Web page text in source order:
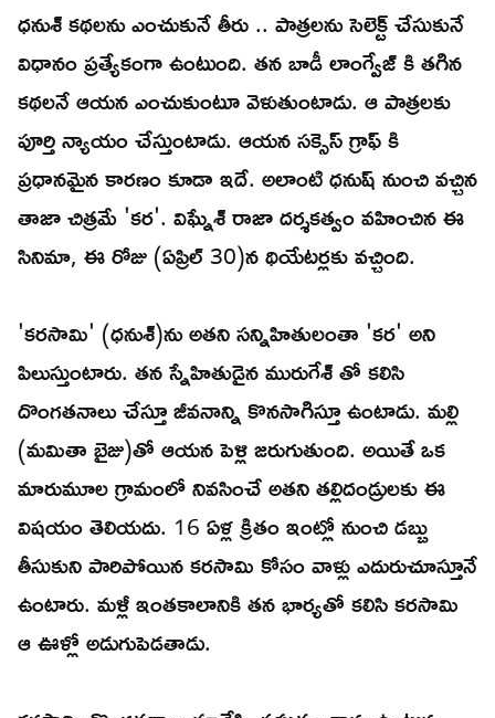
ధనుశ్ కథలను ఎంచుకునే తీరు .. పాత్రలను సెలెక్ట్ చేసుకునే
విధానం ప్రత్యేకంగా ఉంటుంది. తన బాడీ లాంగ్వేజ్ కి తగిన
కథలనే ఆయన ఎంచుకుంటూ వెళుతుంటాడు. ఆ పాత్రలకు
పూర్తి న్యాయం చేస్తుంటాడు. ఆయన సక్సెస్ గ్రాఫ్ కి
ప్రధానమైన కారణం కూడా ఇదే. అలాంటి ధనుష్ నుంచి వచ్చిన
తాజా చిత్రమే 'కర'. విఘ్నేశ్ రాజా దర్శకత్వం వహించిన ఈ
సినిమా, ఈ రోజు (ఏప్రిల్ 30)న థియేటర్లకు వచ్చింది.
'కరసామి' (ధనుశ్)ను అతని సన్నిహితులంతా 'కర' అని
పిలుస్తుంటారు. తన స్నేహితుడైన మురుగేశ్ తో కలిసి
దొంగతనాలు చేస్తూ జీవనాన్ని కొనసాగిస్తూ ఉంటాడు. మల్లి
(మమితా బైజు)తో ఆయన పెళ్లి జరుగుతుంది. అయితే ఒక
మారుమూల గ్రామంలో నివసించే అతని తల్లిదండ్రులకు ఈ
విషయం తెలియదు. 16 ఏళ్ల క్రితం ఇంట్లో నుంచి డబ్బు
తీసుకుని పారిపోయిన కరసామి కోసం వాళ్లు ఎదురుచూస్తూనే
ఉంటారు. మళ్లీ ఇంతకాలానికి తన భార్యతో కలిసి కరసామి
ఆ ఊళ్లో అడుగుపెడతాడు.